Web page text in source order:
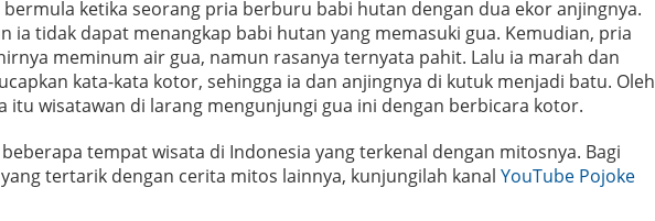
bermula ketika seorang pria berburu babi hutan dengan dua ekor anjingnya.
ia tidak dapat menangkap babi hutan yang memasuki gua. Kemudian, pria
meminum air gua, namun rasanya ternyata pahit. Lalu ia marah dan
kata-kata kotor, sehingga ia dan anjingnya di kutuk menjadi batu. Oleh
itu wisatawan di larang mengunjungi gua ini dengan berbicara kotor.
tempat wisata di Indonesia yang terkenal dengan mitosnya. Bagi
tertarik dengan cerita mitos lainnya, kunjungilah kanal YouTube Pojoke